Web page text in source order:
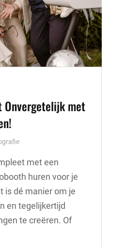
Onvergetelijk met
met een
huren voor je
is dé manier om je
en tegelijkertijd
te creëren. Of